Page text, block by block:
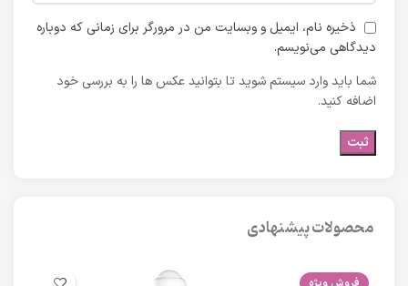
ذخیره نام، ایمیل و وبسایت من در مرورگر برای زمانی که دوباره
دیدگاهی می‌نویسم.
شما باید وارد سیستم شوید تا بتوانید عکس ها را به بررسی خود
اضافه کنید.
محصولات پیشنهادی